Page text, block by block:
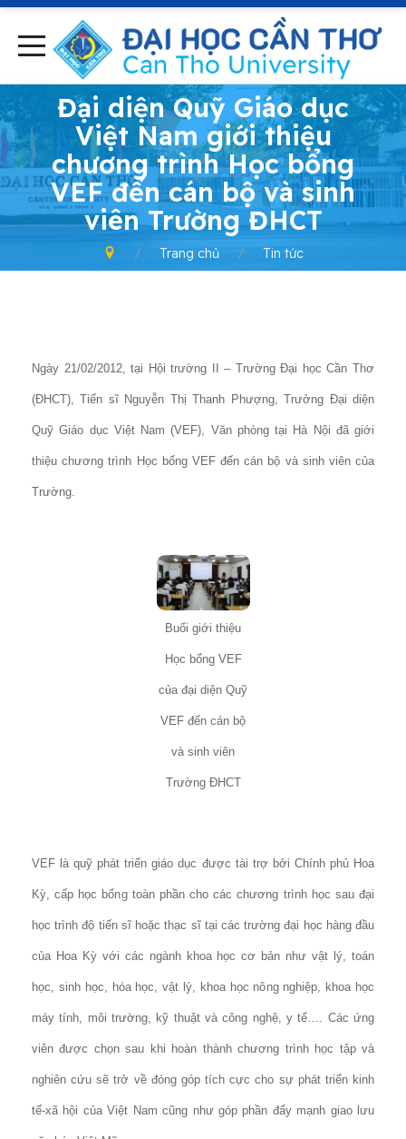
-
Đại diện Quỹ Giáo dục
Việt Nam giới thiệu
chương trình Học bổng
VEF đến cán bộ và sinh
viên Trường ĐHCT
Trang chủ Tin tức
Ngày 21/02/2012, tại Hội trường II – Trường Đại học Cần Thơ
(ĐHCT), Tiến sĩ Nguyễn Thị Thanh Phượng, Trưởng Đại diện
Quỹ Giáo dục Việt Nam (VEF), Văn phòng tại Hà Nội đã giới
thiệu chương trình Học bổng VEF đến cán bộ và sinh viên của
Trường.
Buổi giới thiệu
Học bổng VEF
của đại diện Quỹ
VEF đến cán bộ
và sinh viên
Trường ĐHCT
VEF là quỹ phát triển giáo dục được tài trợ bởi Chính phủ Hoa
Kỳ, cấp học bổng toàn phần cho các chương trình học sau đại
học trình độ tiến sĩ hoặc thạc sĩ tại các trường đại học hàng đầu
của Hoa Kỳ với các ngành khoa học cơ bản như vật lý, toán
học, sinh học, hóa học, vật lý, khoa học nông nghiệp, khoa học
máy tính, môi trường, kỹ thuật và công nghệ, y tế…. Các ứng
viên được chọn sau khi hoàn thành chương trình học tập và
nghiên cứu sẽ trở về đóng góp tích cực cho sự phát triển kinh
tế-xã hội của Việt Nam cũng như góp phần đẩy mạnh giao lưu